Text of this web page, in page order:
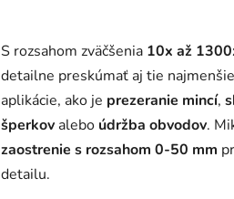
S rozsahom zväčšenia 10x až
detailne preskúmať aj tie
aplikácie, ako je prezeranie mincí,
šperkov alebo údržba obvodov.
zaostrenie s rozsahom 0-50 mm
detailu.